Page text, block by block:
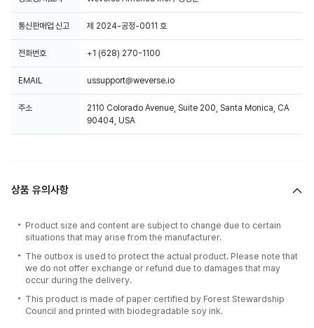
통신판매업 신고 제 2024-공정-0011 호
전화번호 +1 (628) 270-1100
EMAIL ussupport@weverse.io
주소
2110 Colorado Avenue, Suite 200, Santa Monica, CA
90404, USA
상품 유의사항
Product size and content are subject to change due to certain
situations that may arise from the manufacturer.
The outbox is used to protect the actual product. Please note that
we do not offer exchange or refund due to damages that may
occur during the delivery.
This product is made of paper certified by Forest Stewardship
Council and printed with biodegradable soy ink.